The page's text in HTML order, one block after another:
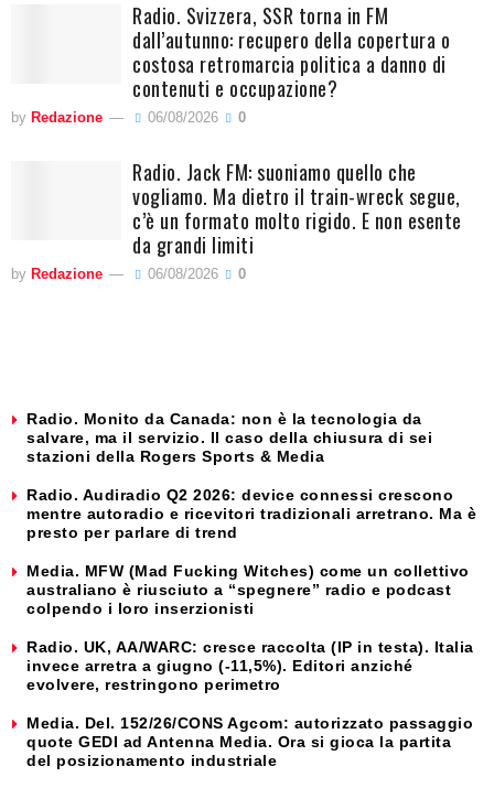
Radio. Svizzera, SSR torna in FM
dall’autunno: recupero della copertura o
costosa retromarcia politica a danno di
contenuti e occupazione?
by Redazione 06/08/2026 0
Radio. Jack FM: suoniamo quello che
vogliamo. Ma dietro il train-wreck segue,
c’è un formato molto rigido. E non esente
da grandi limiti
by Redazione 06/08/2026 0
Radio. Monito da Canada: non è la tecnologia da
salvare, ma il servizio. Il caso della chiusura di sei
stazioni della Rogers Sports & Media
Radio. Audiradio Q2 2026: device connessi crescono
mentre autoradio e ricevitori tradizionali arretrano. Ma è
presto per parlare di trend
Media. MFW (Mad Fucking Witches) come un collettivo
australiano è riusciuto a “spegnere” radio e podcast
colpendo i loro inserzionisti
Radio. UK, AA/WARC: cresce raccolta (IP in testa). Italia
invece arretra a giugno (-11,5%). Editori anziché
evolvere, restringono perimetro
Media. Del. 152/26/CONS Agcom: autorizzato passaggio
quote GEDI ad Antenna Media. Ora si gioca la partita
del posizionamento industriale